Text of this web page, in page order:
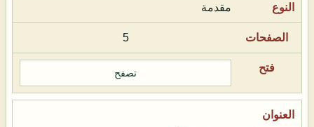
مقدمة
5
تصفح